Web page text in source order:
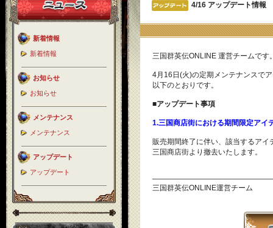
新着情報
新着情報
お知らせ
お知らせ
メンテナンス
メンテナンス
アップデート
アップデート
4/16 アップデート情報
三国群英伝ONLINE 運営チームです
4月16日(火)の定期メンテナンスで
以下のとおりです。
■アップデート事項
1.三国商店街における期間限定アイ
販売期間終了に伴い、該当するアイ
三国商店街より撤去いたします。
三国群英伝ONLINE運営チーム